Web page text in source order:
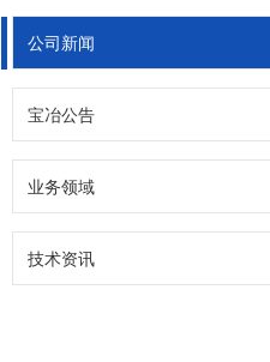
公司新闻
宝冶公告
业务领域
技术资讯